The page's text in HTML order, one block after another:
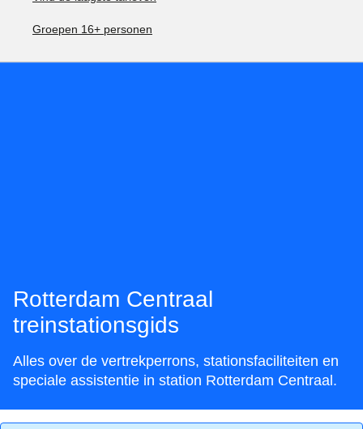
Groepen 16+ personen
Rotterdam Centraal
treinstationsgids
Alles over de vertrekperrons, stationsfaciliteiten en
speciale assistentie in station Rotterdam Centraal.